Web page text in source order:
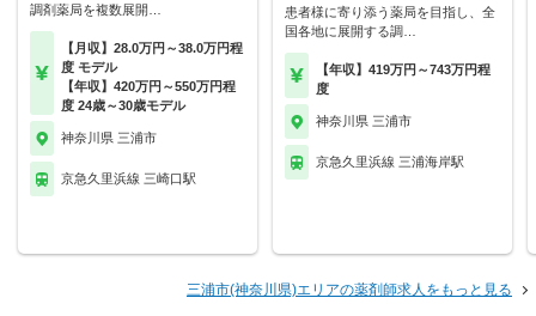
調剤薬局を複数展開…
【月収】28.0万円～38.0万円程
度 モデル
【年収】420万円～550万円程
度 24歳～30歳モデル
神奈川県 三浦市
京急久里浜線 三崎口駅
患者様に寄り添う薬局を目指し、全
国各地に展開する調…
【年収】419万円～743万円程
度
神奈川県 三浦市
京急久里浜線 三浦海岸駅
三浦市(神奈川県)エリアの薬剤師求人をもっと見る